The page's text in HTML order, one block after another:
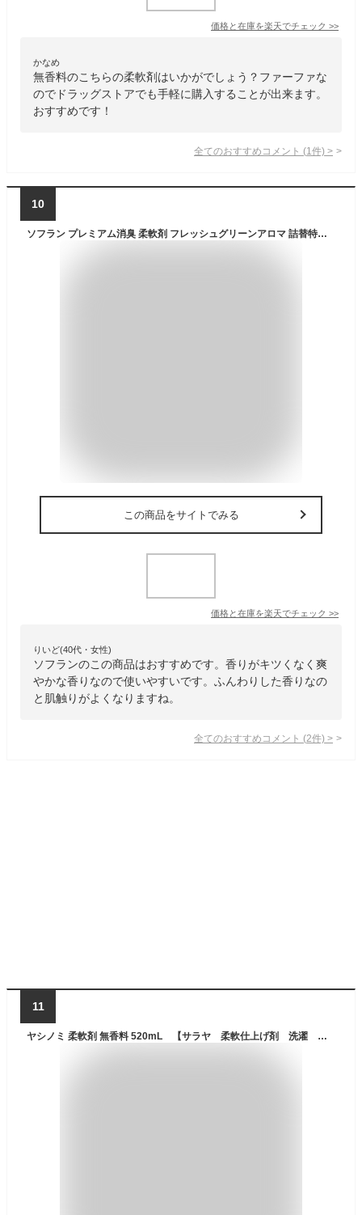
価格と在庫を楽天でチェック >>
かなめ
無香料のこちらの柔軟剤はいかがでしょう？ファーファな
のでドラッグストアでも手軽に購入することが出来ます。
おすすめです！
全てのおすすめコメント (1 件) >
10
ソフラン プレミアム消臭 柔軟剤 フレッシュグリーンアロマ 詰替特大(950ml)【ソフラン】
この商品をサイトでみる
価格と在庫を楽天でチェック >>
りいど(40代・女性)
ソフランのこの商品はおすすめです。香りがキツくなく爽
やかな香りなので使いやすいです。ふんわりした香りなの
と肌触りがよくなりますね。
全てのおすすめコメント (2件) >
11
ヤシノミ 柔軟剤 無香料 520mL 【サラヤ 柔軟仕上げ剤 洗濯 植物由来 柔軟性 吸水性 無添加 防臭機能 静電気防止 やしのみ 椰子の実 やしの実 本体】